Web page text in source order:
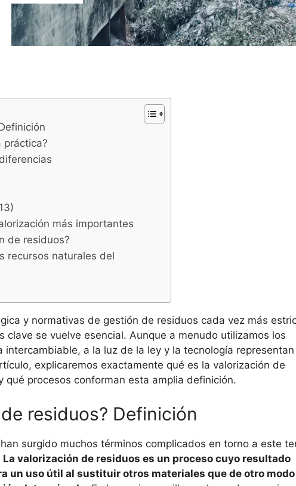
práctica?
más importantes
de residuos?
recursos naturales del
y normativas de gestión de residuos cada vez más
se vuelve esencial. Aunque a menudo utilizamos los
a la luz de la ley y la tecnología representan
explicaremos exactamente qué es la valorización de
qué procesos conforman esta amplia definición.
residuos? Definición
surgido muchos términos complicados en torno a este
La valorización de residuos es un proceso cuyo resultado
un uso útil al sustituir otros materiales que de otro